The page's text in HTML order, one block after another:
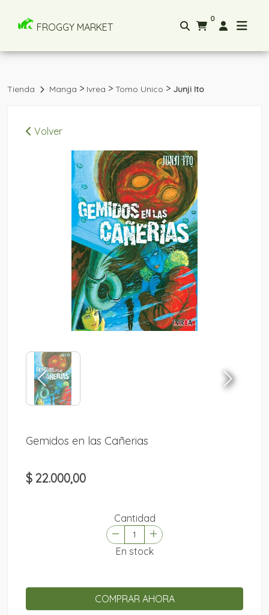
FROGGY MARKET
0
Tienda Manga > Ivrea > Tomo Unico > Junji Ito
Volver
Gemidos en las Cañerias
$ 22.000,00
Cantidad
En stock
COMPRAR AHORA